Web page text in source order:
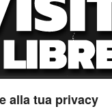
alla tua privacy